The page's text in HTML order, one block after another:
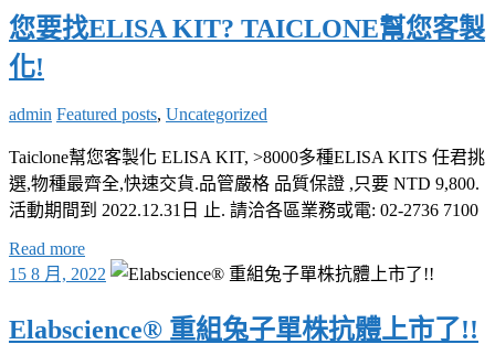
您要找ELISA KIT? TAICLONE幫您客製
化!
admin Featured posts, Uncategorized
Taiclone幫您客製化 ELISA KIT, >8000多種ELISA KITS 任君挑
選,物種最齊全,快速交貨.品管嚴格 品質保證 ,只要 NTD 9,800.
活動期間到 2022.12.31日 止. 請洽各區業務或電: 02-2736 7100
Read more
15 8 月, 2022
Elabscience® 重組兔子單株抗體上市了!!